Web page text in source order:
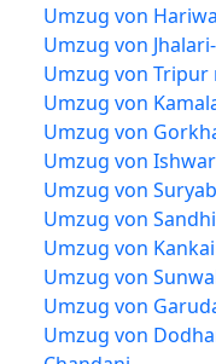
Umzug von
Umzug von
Umzug von Tripur
Umzug von
Umzug von
Umzug von
Umzug von
Umzug von
Umzug von
Umzug von
Umzug von
Umzug von